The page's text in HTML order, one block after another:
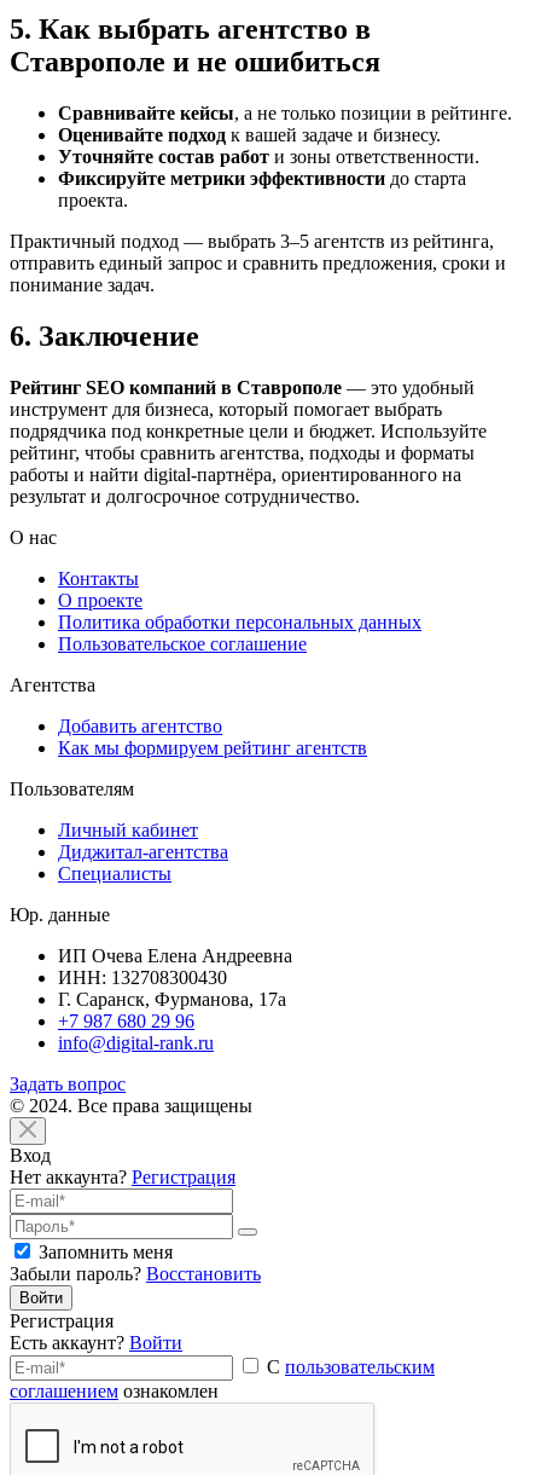
5. Как выбрать агентство в
Ставрополе и не ошибиться
Сравнивайте кейсы, а не только позиции в рейтинге.
Оценивайте подход к вашей задаче и бизнесу.
Уточняйте состав работ и зоны ответственности.
Фиксируйте метрики эффективности до старта
проекта.
Практичный подход — выбрать 3–5 агентств из рейтинга,
отправить единый запрос и сравнить предложения, сроки и
понимание задач.
6. Заключение
Рейтинг SEO компаний в Ставрополе — это удобный
инструмент для бизнеса, который помогает выбрать
подрядчика под конкретные цели и бюджет. Используйте
рейтинг, чтобы сравнить агентства, подходы и форматы
работы и найти digital-партнёра, ориентированного на
результат и долгосрочное сотрудничество.
О нас
Контакты
О проекте
Политика обработки персональных данных
Пользовательское соглашение
Агентства
Добавить агентство
Как мы формируем рейтинг агентств
Пользователям
Личный кабинет
Диджитал-агентства
Специалисты
Юр. данные
ИП Очева Елена Андреевна
ИНН: 132708300430
Г. Саранск, Фурманова, 17а
+7 987 680 29 96
info@digital-rank.ru
Задать вопрос
© 2024. Все права защищены
Вход
Нет аккаунта? Регистрация
Запомнить меня
Забыли пароль? Восстановить
Войти
Регистрация
Есть аккаунт? Войти
С пользовательским
соглашением ознакомлен